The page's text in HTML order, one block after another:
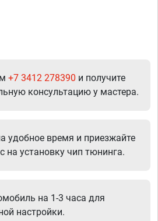
+7 3412 278390 и получите
консультацию у мастера.
удобное время и приезжайте
на установку чип тюнинга.
на 1-3 часа для
настройки.